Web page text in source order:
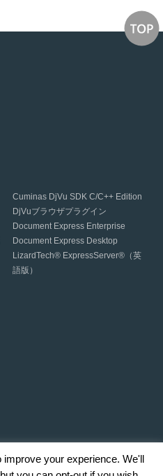
Cuminas DjVu SDK C/C++ Edition
DjVuブラウザプラグイン
Document Express Enterprise
Document Express Desktop
LizardTech® ExpressServer®（英
語版）
your experience. We'll